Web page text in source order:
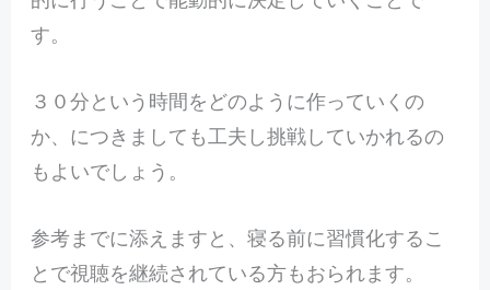
す。
３０分という時間をどのように作っていくの
か、につきましても工夫し挑戦していかれるの
もよいでしょう。
参考までに添えますと、寝る前に習慣化するこ
とで視聴を継続されている方もおられます。